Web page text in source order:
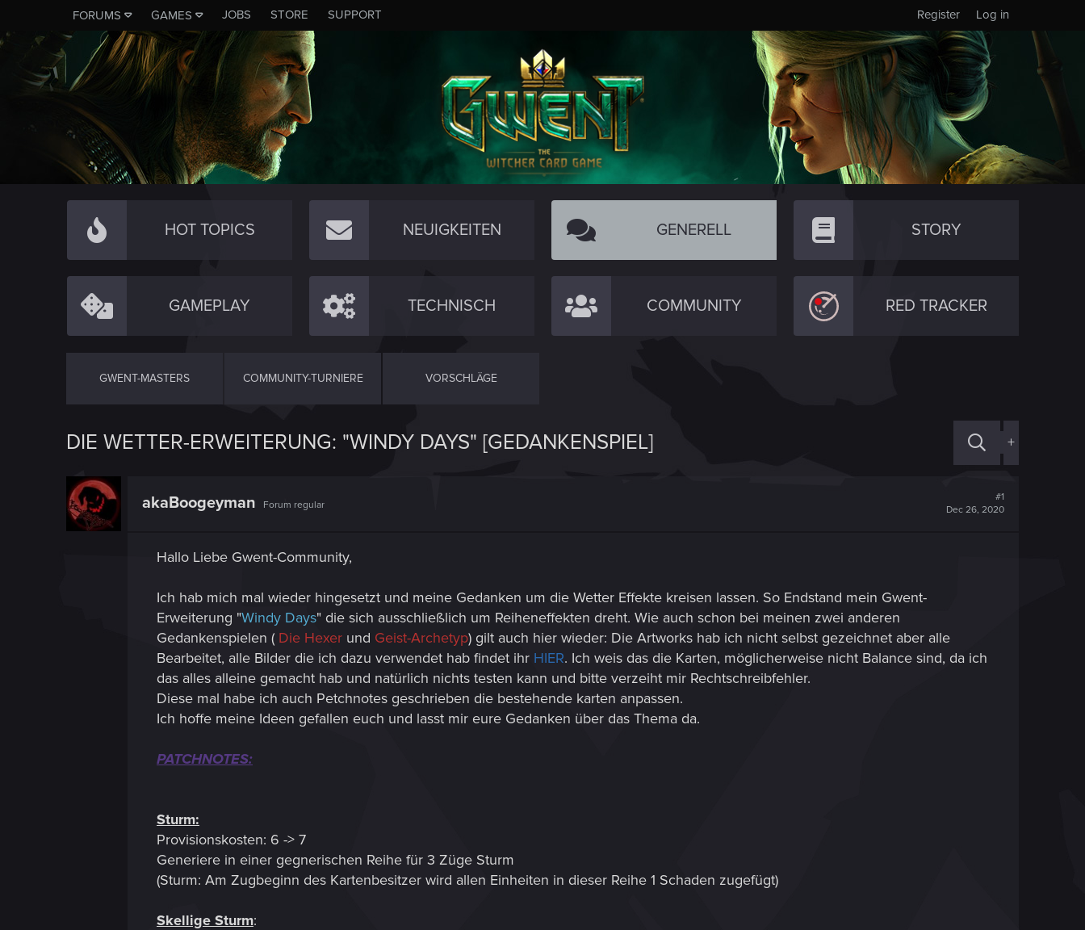
FORUMS GAMES JOBS STORE SUPPORT Log in
Register
HOT TOPICS NEUIGKEITEN GENERELL STORY
GAMEPLAY TECHNISCH COMMUNITY RED TRACKER
GWENT-MASTERS COMMUNITY-TURNIERE VORSCHLÄGE
DIE WETTER-ERWEITERUNG: "WINDY DAYS" [GEDANKENSPIEL] +
akaBoogeyman Forum regular
#1
Dec 26, 2020
Hallo Liebe Gwent-Community,
Ich hab mich mal wieder hingesetzt und meine Gedanken um die Wetter Effekte kreisen lassen. So Endstand mein Gwent-
Erweiterung "Windy Days" die sich ausschließlich um Reiheneffekten dreht. Wie auch schon bei meinen zwei anderen
Gedankenspielen ( Die Hexer und Geist-Archetyp) gilt auch hier wieder: Die Artworks hab ich nicht selbst gezeichnet aber alle
Bearbeitet, alle Bilder die ich dazu verwendet hab findet ihr HIER. Ich weis das die Karten, möglicherweise nicht Balance sind, da ich
das alles alleine gemacht hab und natürlich nichts testen kann und bitte verzeiht mir Rechtschreibfehler.
Diese mal habe ich auch Petchnotes geschrieben die bestehende karten anpassen.
Ich hoffe meine Ideen gefallen euch und lasst mir eure Gedanken über das Thema da.
PATCHNOTES:
Sturm:
Provisionskosten: 6 -> 7
Generiere in einer gegnerischen Reihe für 3 Züge Sturm
(Sturm: Am Zugbeginn des Kartenbesitzer wird allen Einheiten in dieser Reihe 1 Schaden zugefügt)
Skellige Sturm: